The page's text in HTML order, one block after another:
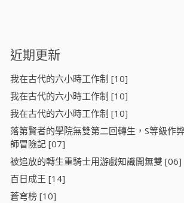
近期更新
我在古代的六小時工作制 [10]
我在古代的六小時工作制 [10]
我在古代的六小時工作制 [10]
落第賢者的學院無雙第二回轉生，S等級作
師冒險記 [07]
被追放的轉生重騎士用游戲知識開無雙 [06]
百日成王 [14]
蒼穹榜 [10]